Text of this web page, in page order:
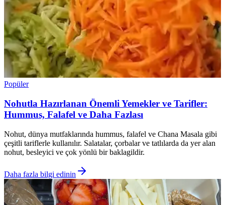
Popüler
Nohutla Hazırlanan Önemli Yemekler ve Tarifler:
Hummus, Falafel ve Daha Fazlası
Nohut, dünya mutfaklarında hummus, falafel ve Chana Masala gibi
çeşitli tariflerle kullanılır. Salatalar, çorbalar ve tatlılarda da yer alan
nohut, besleyici ve çok yönlü bir baklagildir.
Daha fazla bilgi edinin